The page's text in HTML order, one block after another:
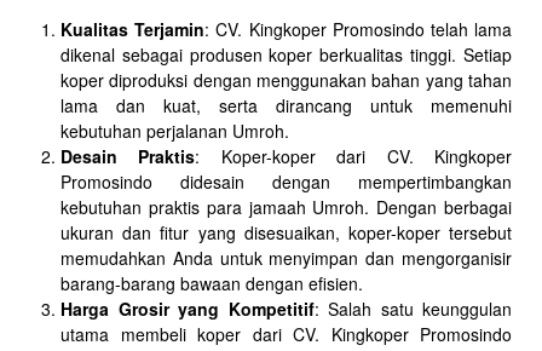
Kualitas Terjamin: CV. Kingkoper Promosindo telah lama
dikenal sebagai produsen koper berkualitas tinggi. Setiap
koper diproduksi dengan menggunakan bahan yang tahan
lama dan kuat, serta dirancang untuk memenuhi
kebutuhan perjalanan Umroh.
Desain Praktis: Koper-koper dari CV. Kingkoper
Promosindo didesain dengan mempertimbangkan
kebutuhan praktis para jamaah Umroh. Dengan berbagai
ukuran dan fitur yang disesuaikan, koper-koper tersebut
memudahkan Anda untuk menyimpan dan mengorganisir
barang-barang bawaan dengan efisien.
Harga Grosir yang Kompetitif: Salah satu keunggulan
utama membeli koper dari CV. Kingkoper Promosindo